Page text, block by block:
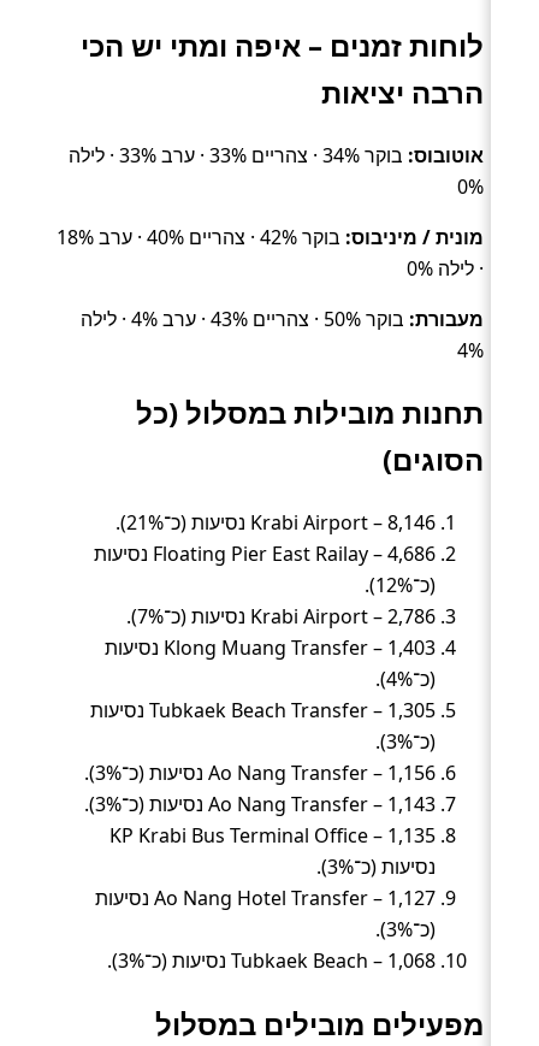
לוחות זמנים – איפה ומתי יש הכי
הרבה יציאות
אוטובוס:
בוקר 34% · צהריים 33% · ערב 33% · לילה
0%
מונית / מיניבוס:
בוקר 42% · צהריים 40% · ערב 18%
· לילה 0%
מעבורת:
בוקר 50% · צהריים 43% · ערב 4% · לילה
4%
תחנות מובילות במסלול (כל
הסוגים)
Krabi Airport – 8,146 נסיעות (כ־21%).
Floating Pier East Railay – 4,686 נסיעות
(כ־12%).
Krabi Airport – 2,786 נסיעות (כ־7%).
Klong Muang Transfer – 1,403 נסיעות
(כ־4%).
Tubkaek Beach Transfer – 1,305 נסיעות
(כ־3%).
Ao Nang Transfer – 1,156 נסיעות (כ־3%).
Ao Nang Transfer – 1,143 נסיעות (כ־3%).
KP Krabi Bus Terminal Office – 1,135
נסיעות (כ־3%).
Ao Nang Hotel Transfer – 1,127 נסיעות
(כ־3%).
Tubkaek Beach – 1,068 נסיעות (כ־3%).
מפעילים מובילים במסלול